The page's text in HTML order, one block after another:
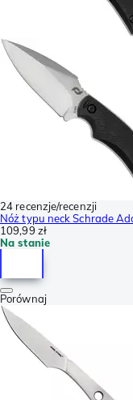
24 recenzje/recenzji
Nóż typu neck Schrade
109,99 zł
Na stanie
Porównaj